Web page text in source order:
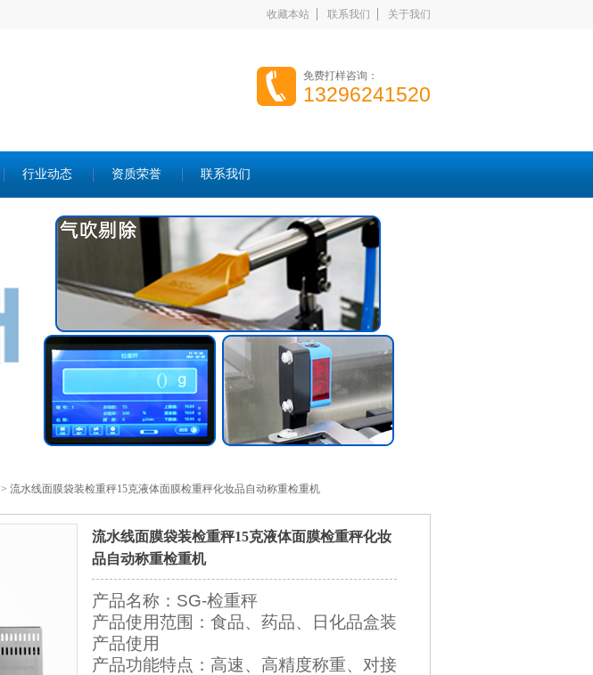
收藏本站 联系我们 关于我们
免费打样咨询：
13296241520
行业动态 资质荣誉 联系我们
> 流水线面膜袋装检重秤15克液体面膜检重秤化妆品自动称重检重机
流水线面膜袋装检重秤15克液体面膜检重秤化妆
品自动称重检重机
产品名称：SG-检重秤
产品使用范围：食品、药品、日化品盒装
产品使用
产品功能特点：高速、高精度称重、对接